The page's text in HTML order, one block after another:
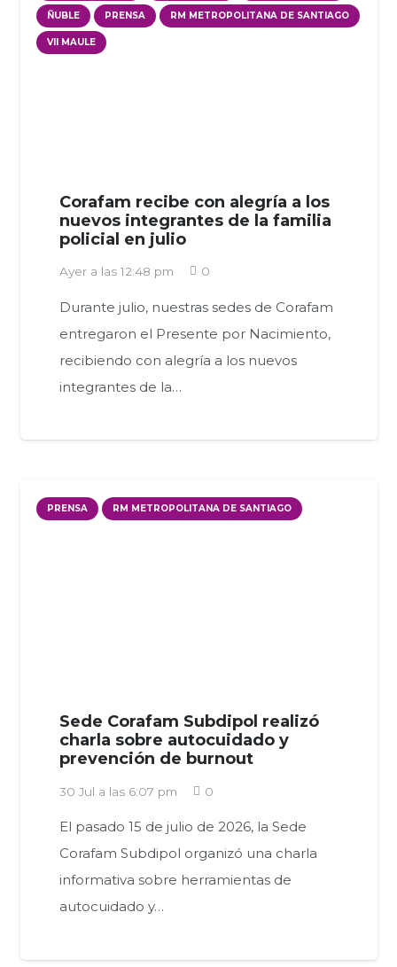
ÑUBLE PRENSA RM METROPOLITANA DE SANTIAGO
VII MAULE
Corafam recibe con alegría a los
nuevos integrantes de la familia
policial en julio
Ayer a las 12:48 pm 0
Durante julio, nuestras sedes de Corafam
entregaron el Presente por Nacimiento,
recibiendo con alegría a los nuevos
integrantes de la…
PRENSA RM METROPOLITANA DE SANTIAGO
Sede Corafam Subdipol realizó
charla sobre autocuidado y
prevención de burnout
30 Jul a las 6:07 pm 0
El pasado 15 de julio de 2026, la Sede
Corafam Subdipol organizó una charla
informativa sobre herramientas de
autocuidado y…